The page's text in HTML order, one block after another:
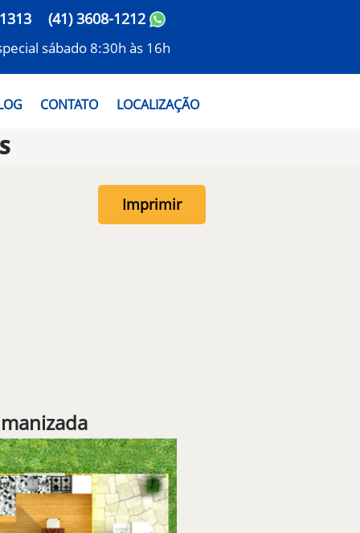
(41) 3608-1212
sábado 8:30h às 16h
CONTATO LOCALIZAÇÃO
Imprimir